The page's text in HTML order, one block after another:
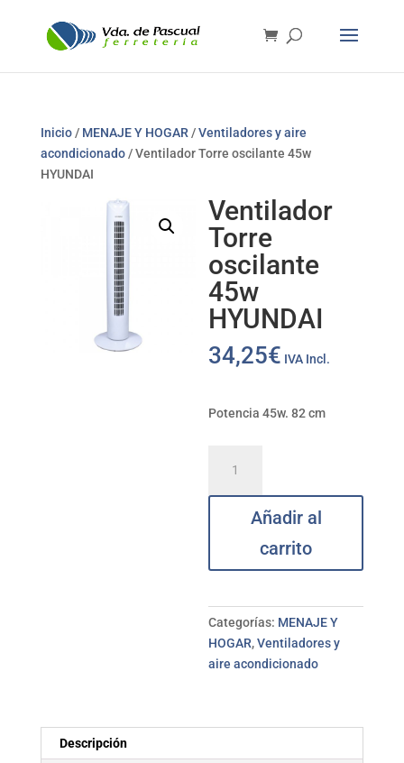
Inicio/ MENAJE Y HOGAR /Ventiladores y aire
acondicionado/ Ventilador Torre oscilante 45w
HYUNDAI
Ventilador
Torre
oscilante
45w
HYUNDAI
34,25€ IVA Incl.
Potencia 45w. 82 cm
Torre
oscilante
Añadir al
carrito
Categorías: MENAJE Y
HOGAR,Ventiladores y
aire acondicionado
Descripción